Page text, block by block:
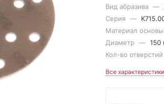
Вид абразива —
Серия —
Материал основы
Диаметр
— 150
Кол-во отверстий
Все характеристики